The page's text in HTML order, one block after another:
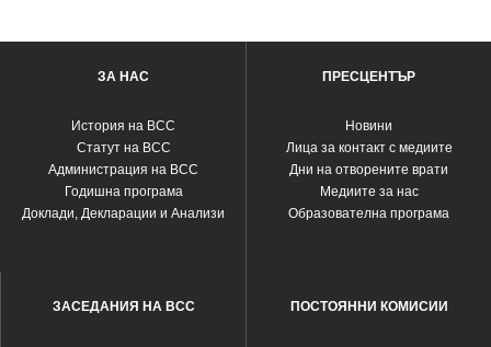
ЗА НАС
История на ВСС
Статут на ВСС
Администрация на ВСС
Годишна програма
Доклади, Декларации и Анализи
ПРЕСЦЕНТЪР
Новини
Лица за контакт с медиите
Дни на отворените врати
Медиите за нас
Образователна програма
ЗАСЕДАНИЯ НА ВСС ПОСТОЯННИ КОМИСИИ